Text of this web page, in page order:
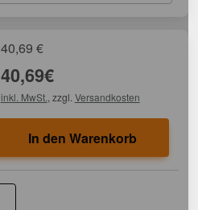
40,69 €
40,69€
inkl. MwSt. , zzgl. Versandkosten
In den Warenkorb